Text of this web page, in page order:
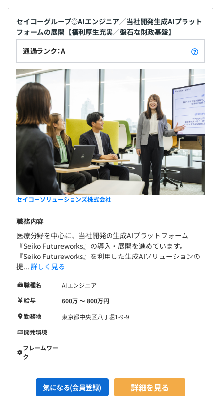
セイコーグループ◎AIエンジニア／当社開発生成AIプラット
フォームの展開【福利厚生充実／盤石な財政基盤】
通過ランク：A
セイコーソリューションズ株式会社
職務内容
医療分野を中心に、当社開発の生成AIプラットフォーム
『Seiko Futureworks』の導入・展開を進めています。
『Seiko Futureworks』を利用した生成AIソリューションの
提... 詳しく見る
職種名
AIエンジニア
給与
600万 〜 800万円
勤務地
東京都中央区八丁堀1-9-9
開発環境
フレームワー
ク
気になる(会員登録) 詳細を見る